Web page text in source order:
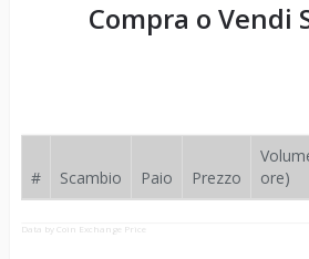
Compra o Vendi
# Scambio Paio Prezzo
ore)
Data by Coin Exchange Price